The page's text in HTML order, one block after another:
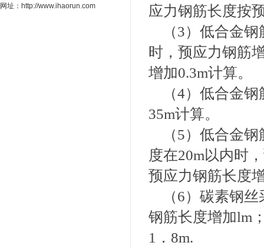
网址：http://www.ihaorun.com
应力钢筋长度按
（3）低合金
时，预应力钢筋
增加0.3m计算。
（4）低合金
35m计算。
（5）低合金
度在20m以内时
预应力钢筋长度
（6）碳素钢
钢筋长度增加lm
1．8m.